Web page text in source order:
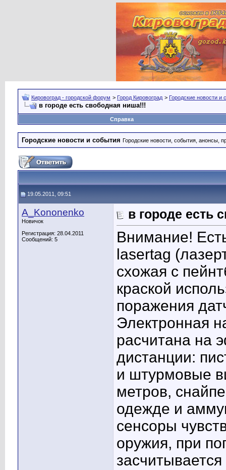
Кировоград - городской форум > Город Кировоград > Городские новости и
в городе есть свободная ниша!!!
Справка
Городские новости и события Городские новости, события, анонсы,
19.05.2011, 09:51
A_Kononenko
Новичок
Регистрация: 28.04.2011
Сообщений: 5
в городе есть
Внимание!
lasertag
схожая с
краской
поражения
Электронная
расчитана на
дистанции:
и штурмовые
метров,
одежде и
сенсоры
оружия, при